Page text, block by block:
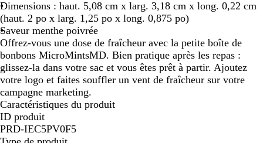
Dimensions : haut. 5,08 cm x larg. 3,18 cm x long. 0,22 cm
(haut. 2 po x larg. 1,25 po x long. 0,875 po)
Saveur menthe poivrée
Offrez-vous une dose de fraîcheur avec la petite boîte de
bonbons MicroMintsMD. Bien pratique après les repas :
glissez-la dans votre sac et vous êtes prêt à partir. Ajoutez
votre logo et faites souffler un vent de fraîcheur sur votre
campagne marketing.
Caractéristiques du produit
ID produit
PRD-IEC5PV0F5